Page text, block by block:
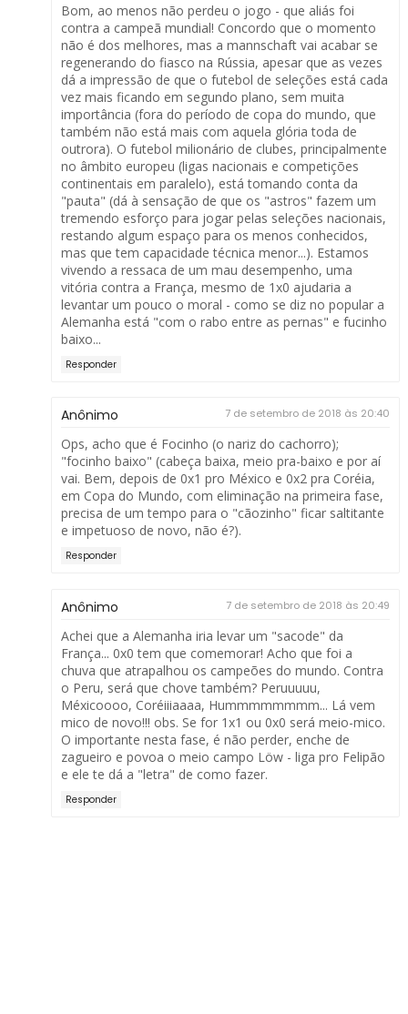
Bom, ao menos não perdeu o jogo - que aliás foi
contra a campeã mundial! Concordo que o momento
não é dos melhores, mas a mannschaft vai acabar se
regenerando do fiasco na Rússia, apesar que as vezes
dá a impressão de que o futebol de seleções está cada
vez mais ficando em segundo plano, sem muita
importância (fora do período de copa do mundo, que
também não está mais com aquela glória toda de
outrora). O futebol milionário de clubes, principalmente
no âmbito europeu (ligas nacionais e competições
continentais em paralelo), está tomando conta da
"pauta" (dá à sensação de que os "astros" fazem um
tremendo esforço para jogar pelas seleções nacionais,
restando algum espaço para os menos conhecidos,
mas que tem capacidade técnica menor...). Estamos
vivendo a ressaca de um mau desempenho, uma
vitória contra a França, mesmo de 1x0 ajudaria a
levantar um pouco o moral - como se diz no popular a
Alemanha está "com o rabo entre as pernas" e fucinho
baixo...
Responder
Anônimo 7 de setembro de 2018 às 20:40
Ops, acho que é Focinho (o nariz do cachorro);
"focinho baixo" (cabeça baixa, meio pra-baixo e por aí
vai. Bem, depois de 0x1 pro México e 0x2 pra Coréia,
em Copa do Mundo, com eliminação na primeira fase,
precisa de um tempo para o "cãozinho" ficar saltitante
e impetuoso de novo, não é?).
Responder
Anônimo 7 de setembro de 2018 às 20:49
Achei que a Alemanha iria levar um "sacode" da
França... 0x0 tem que comemorar! Acho que foi a
chuva que atrapalhou os campeões do mundo. Contra
o Peru, será que chove também? Peruuuuu,
Méxicoooo, Coréiiiaaaa, Hummmmmmmm... Lá vem
mico de novo!!! obs. Se for 1x1 ou 0x0 será meio-mico.
O importante nesta fase, é não perder, enche de
zagueiro e povoa o meio campo Löw - liga pro Felipão
e ele te dá a "letra" de como fazer.
Responder